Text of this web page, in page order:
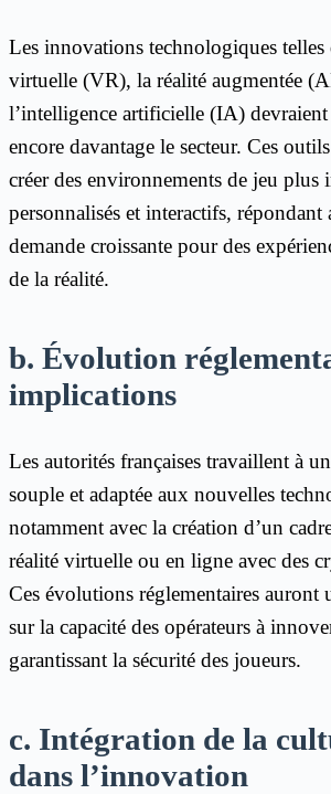
Les innovations technologiques telles
virtuelle (VR), la réalité augmentée
l’intelligence artificielle (IA)
encore davantage le secteur. Ces
créer des environnements de jeu plus
personnalisés et interactifs, répondant
demande croissante pour des
de la réalité.
b. Évolution
implications
Les autorités françaises travaillent à
souple et adaptée aux nouvelles
notamment avec la création d’un
réalité virtuelle ou en ligne avec des
Ces évolutions réglementaires auront
sur la capacité des opérateurs à
garantissant la sécurité des joueurs.
c. Intégration de la
dans l’innovation